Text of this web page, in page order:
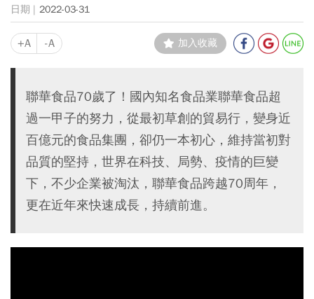
2022-03-31
+A -A 加入收藏
聯華食品70歲了！國內知名食品業聯華食品超
過一甲子的努力，從最初草創的貿易行，變身近
百億元的食品集團，卻仍一本初心，維持當初對
品質的堅持，世界在科技、局勢、疫情的巨變
下，不少企業被淘汰，聯華食品跨越70周年，
更在近年來快速成長，持續前進。